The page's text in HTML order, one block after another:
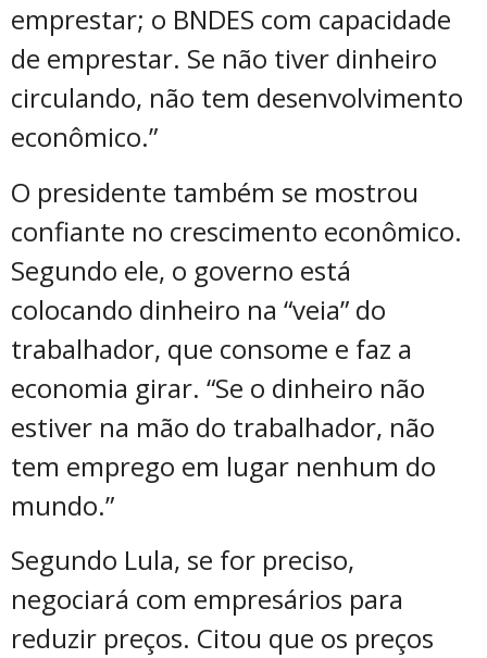
emprestar; o BNDES com capacidade
de emprestar. Se não tiver dinheiro
circulando, não tem desenvolvimento
econômico.”
O presidente também se mostrou
confiante no crescimento econômico.
Segundo ele, o governo está
colocando dinheiro na “veia” do
trabalhador, que consome e faz a
economia girar. “Se o dinheiro não
estiver na mão do trabalhador, não
tem emprego em lugar nenhum do
mundo.”
Segundo Lula, se for preciso,
negociará com empresários para
reduzir preços. Citou que os preços